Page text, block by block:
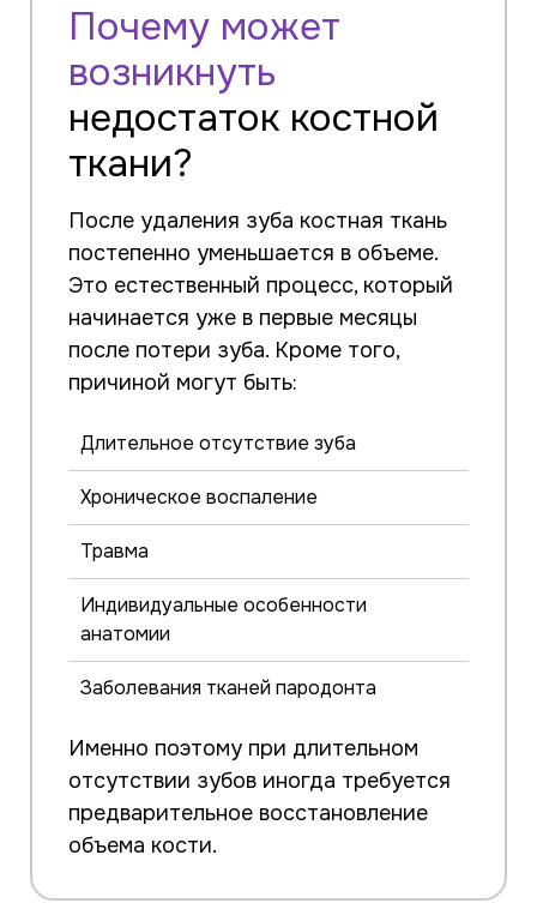
Почему может
возникнуть
недостаток костной
ткани?
После удаления зуба костная ткань
постепенно уменьшается в объеме.
Это естественный процесс, который
начинается уже в первые месяцы
после потери зуба. Кроме того,
причиной могут быть:
Длительное отсутствие зуба
Хроническое воспаление
Травма
Индивидуальные особенности
анатомии
Заболевания тканей пародонта
Именно поэтому при длительном
отсутствии зубов иногда требуется
предварительное восстановление
объема кости.